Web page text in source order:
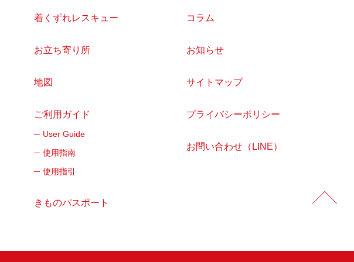
着くずれレスキュー
お立ち寄り所
地図
ご利用ガイド
User Guide
使用指南
使用指引
きものパスポート
コラム
お知らせ
サイトマップ
プライバシーポリシー
お問い合わせ（LINE）